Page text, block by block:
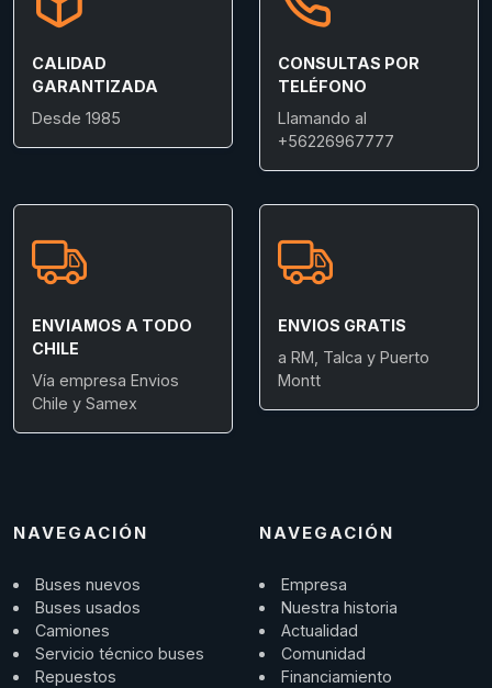
CALIDAD
GARANTIZADA
Desde 1985
CONSULTAS POR
TELÉFONO
Llamando al
+56226967777
ENVIAMOS A TODO
CHILE
Vía empresa Envios
Chile y Samex
ENVIOS GRATIS
a RM, Talca y Puerto
Montt
NAVEGACIÓN
Buses nuevos
Buses usados
Camiones
Servicio técnico buses
Repuestos
NAVEGACIÓN
Empresa
Nuestra historia
Actualidad
Comunidad
Financiamiento